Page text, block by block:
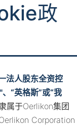
政
法人股东全资控
“英格斯”或“我
属于Oerlikon集团
Corporation